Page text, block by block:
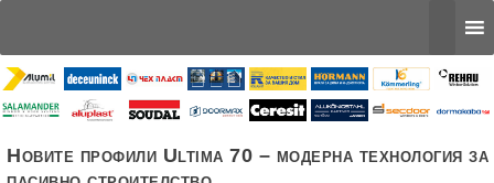
Новите профили Ultima 70 – модерна технология за